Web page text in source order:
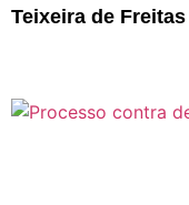
Teixeira de Freitas